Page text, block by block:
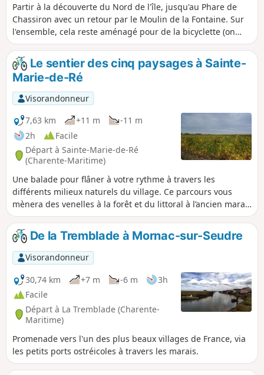
Partir à la découverte du Nord de l'île, jusqu'au Phare de
Chassiron avec un retour par le Moulin de la Fontaine. Sur
l'ensemble, cela reste aménagé pour de la bicyclette (on
oublie le vélo de route du Tour de France) avec une partie
qui tremble un peu (caillouteux) puis pour finir un peu de
route.Le sentier des cinq paysages à Sainte-
Marie-de-Ré
Visorandonneur
7,63 km
+11 m
-11 m
2h
Facile
Départ à Sainte-Marie-de-Ré
(Charente-Maritime)
Une balade pour flâner à votre rythme à travers les
différents milieux naturels du village. Ce parcours vous
mènera des venelles à la forêt et du littoral à l’ancien marais
salant des Grands Prés, devenu un site majeur de la
biodiversité rétaise.
De la Tremblade à Mornac-sur-Seudre
Visorandonneur
30,74 km
+7 m -6 m
3h
Facile
Départ à La Tremblade (Charente-
Maritime)
Promenade vers l'un des plus beaux villages de France, via
les petits ports ostréicoles à travers les marais.